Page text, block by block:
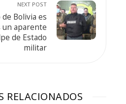
NEXT POST
Bolivia es
aparente
de Estado
militar
RELACIONADOS